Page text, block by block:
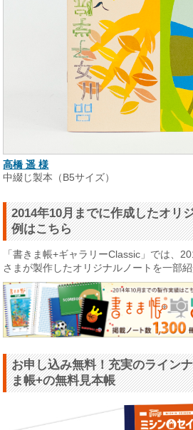
高橋 遥 様
中綴じ製本（B5サイズ）
2014年10月までに作成したオリ
例はこちら
「書きま帳+ギャラリーClassic」では、
さまが製作したオリジナルノートを一部紹
お申し込み無料！充実のライン
ま帳+の無料見本帳